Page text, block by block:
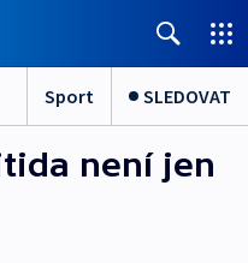
Sport SLEDOVAT
není jen